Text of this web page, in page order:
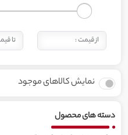
نمایش کالاهای موجود
دسته های محصول